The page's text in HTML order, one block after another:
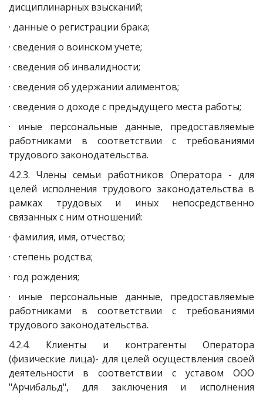
дисциплинарных взысканий;
· данные о регистрации брака;
· сведения о воинском учете;
· сведения об инвалидности;
· сведения об удержании алиментов;
· сведения о доходе с предыдущего места работы;
· иные персональные данные, предоставляемые
работниками в соответствии с требованиями
трудового законодательства.
4.2.3. Члены семьи работников Оператора - для
целей исполнения трудового законодательства в
рамках трудовых и иных непосредственно
связанных с ним отношений:
· фамилия, имя, отчество;
· степень родства;
· год рождения;
· иные персональные данные, предоставляемые
работниками в соответствии с требованиями
трудового законодательства.
4.2.4. Клиенты и контрагенты Оператора
(физические лица)- для целей осуществления своей
деятельности в соответствии с уставом ООО
"Арчибальд", для заключения и исполнения